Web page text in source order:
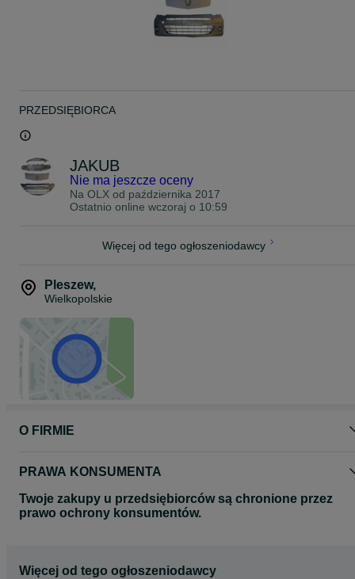
PRZEDSIĘBIORCA
JAKUB
Nie ma jeszcze oceny
Na OLX od października 2017
Ostatnio online wczoraj o 10:59
Więcej od tego ogłoszeniodawcy
Pleszew,
Wielkopolskie
O FIRMIE
PRAWA KONSUMENTA
Twoje zakupy u przedsiębiorców są chronione przez
prawo ochrony konsumentów.
Więcej od tego ogłoszeniodawcy